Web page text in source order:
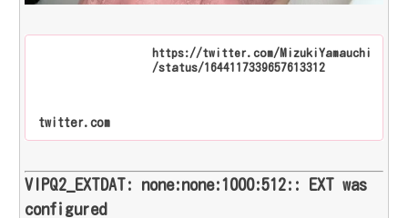
https://twitter.com/MizukiYamauchi
/status/1644117339657613312
twitter.com
VIPQ2_EXTDAT: none:none:1000:512:: EXT was
configured